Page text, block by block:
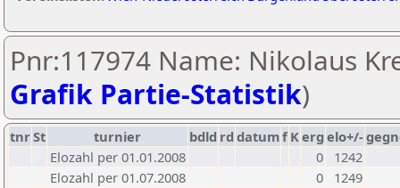
Pnr:117974 Name: Nikolaus
Grafik Partie-Statistik)
tnrSt turnier bdld rd datumf Kerg elo+/-
Elozahl per 01.01.2008
0
1242
Elozahl per 01.07.2008
0
1249